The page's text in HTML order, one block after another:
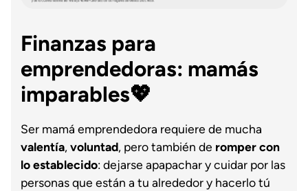
Finanzas para
emprendedoras: mamás
imparables💖
Ser mamá emprendedora requiere de mucha
valentía,voluntad, pero también de romper con
lo establecido: dejarse apapachar y cuidar por las
personas que están a tu alrededor y hacerlo tú